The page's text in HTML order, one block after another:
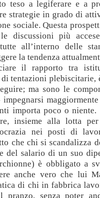
teso a legiferare e a
strategie in grado di
sociale. Questa
discussioni più
all’interno delle
la tendenza
il rapporto tra
tentazioni plebiscitarie,
ma sono le
importa poco o niente.
insieme alla lotta per
nei posti di
che chi si scandalizza
del salario di un suo
è obbligato a
anche vero che lui
di chi in fabbrica
pranzo, senza poter